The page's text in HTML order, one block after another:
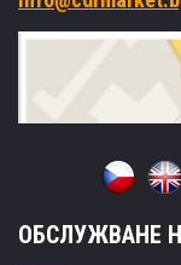
ОБСЛУЖВАНЕ